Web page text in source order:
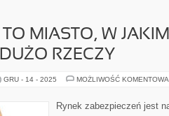
MIASTO, W
RZECZY
GRU - 14 - 2025 MOŻLIWOŚĆ
Rynek zabezpieczeń jest